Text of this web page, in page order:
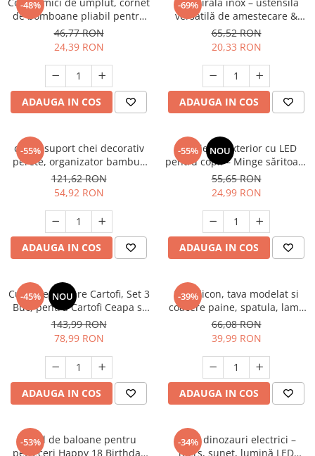
-48%
de bomboane pliabil pentru
începerea școlii din carton,
pentru băieți și fete decor
pentru petrecerea școlii
46,77 RON
24,39 RON
ADAUGA IN COS
-69%
versatilă de amestecare &
curățare, lavabilă la mașina
de spălat
65,52 RON
20,33 RON
ADAUGA IN COS
-55%
cuier/ suport chei decorativ
perete, organizator bambus
cu 3 cârlige și tavă, montaj cu
șuruburi, hol, bucătărie,
birou, stil farmhouse
121,62 RON
54,92 RON
ADAUGA IN COS
-55% NOU
Jucărie de exterior cu LED
pentru copii – Minge săritoare
luminoasă cu cerc, efect flash,
pentru joacă activă
55,65 RON
24,99 RON
ADAUGA IN COS
-45% NOU
Cutie Depozitare Cartofi, Set 3
Buc, pentru Cartofi Ceapa si
Usturoi, Pastreaza Legumele
Proaspete Mai Mult Timp
143,99 RON
78,99 RON
ADAUGA IN COS
-39%
Set silicon, tava modelat si
coacere paine, spatula, lama
crestat
66,08 RON
39,99 RON
ADAUGA IN COS
-53%
Setul de baloane pentru
petreceri Happy 18 Birthday
-34%
Set 3 dinozauri electrici –
mers, sunet, lumină LED